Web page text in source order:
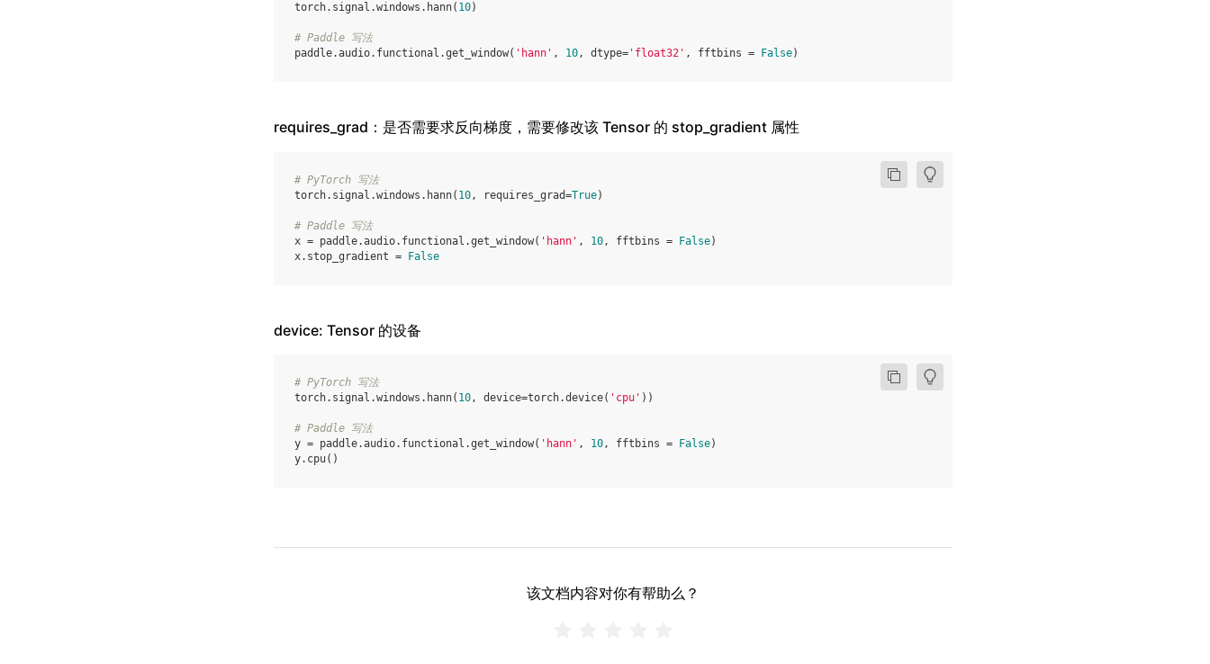
torch. signal .windows . hann( 10)
# Paddle 写法
paddle.audio. functional .get_window( 'hann' , 10, dtype= 'float32' , fftbins = False)
requires_grad：是否需要求反向梯度，需要修改该 Tensor 的 stop_gradient 属性
# PyTorch 写法
torch. signal .windows . hann( 10 , requires_grad=True)
# Paddle 写法
x = paddle.audio. functional .get_window( 'hann' , 10 , fftbins = False)
x. stop_gradient = False
device: Tensor 的设备
# PyTorch 写法
torch. signal .windows . hann( 10 , device=torch.device( 'cpu' ))
# Paddle 写法
y = paddle.audio. functional .get_window( 'hann' , 10 , fftbins = False)
y. cpu()
该文档内容对你有帮助么？